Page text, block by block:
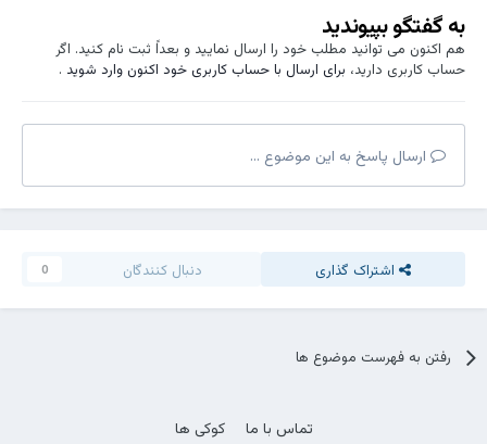
به گفتگو بپیوندید
هم اکنون می توانید مطلب خود را ارسال نمایید و بعداً ثبت نام کنید. اگر
حساب کاربری دارید، برای ارسال با حساب کاربری خود اکنون وارد شوید.
ارسال پاسخ به این موضوع ...
اشتراک گذاری دنبال کنندگان 0
رفتن به فهرست موضوع ها
تماس با ما
کوکی ها